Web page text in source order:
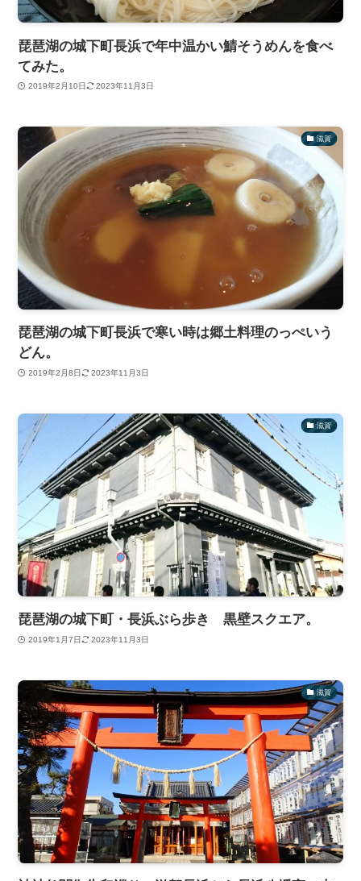
琵琶湖の城下町長浜で年中温かい鯖そうめんを食べ
てみた。
2019年2月10日 2023年11月3日
滋賀
琵琶湖の城下町長浜で寒い時は郷土料理のっぺいう
どん。
2019年2月8日 2023年11月3日
滋賀
琵琶湖の城下町・長浜ぶら歩き 黒壁スクエア。
2019年1月7日 2023年11月3日
滋賀